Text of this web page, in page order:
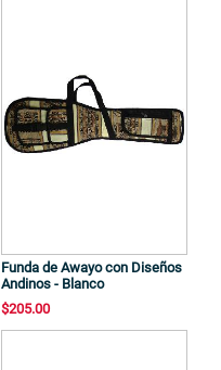
Funda de Awayo con Diseños
Andinos - Blanco
$205.00